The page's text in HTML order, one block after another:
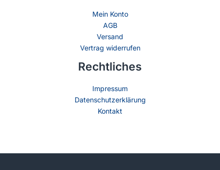
Mein Konto
AGB
Versand
Vertrag widerrufen
Rechtliches
Impressum
Datenschutzerklärung
Kontakt